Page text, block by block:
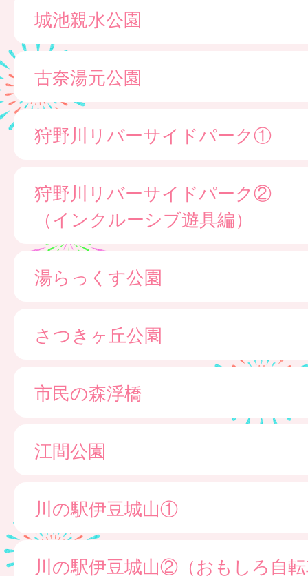
城池親水公園
古奈湯元公園
狩野川リバーサイドパーク①
狩野川リバーサイドパーク②
（インクルーシブ遊具編）
湯らっくす公園
さつきヶ丘公園
市民の森浮橋
江間公園
川の駅伊豆城山①
川の駅伊豆城山②（おもしろ自